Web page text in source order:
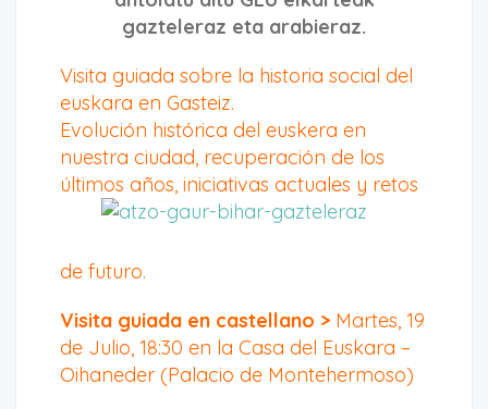
gazteleraz eta arabieraz.
Visita guiada sobre la historia social del
euskara en Gasteiz.
Evolución histórica del euskera en
nuestra ciudad, recuperación de los
últimos años, iniciativas actuales y retos
de futuro.
Visita guiada en castellano > Martes, 19
de Julio, 18:30 en la Casa del Euskara –
Oihaneder (Palacio de Montehermoso)